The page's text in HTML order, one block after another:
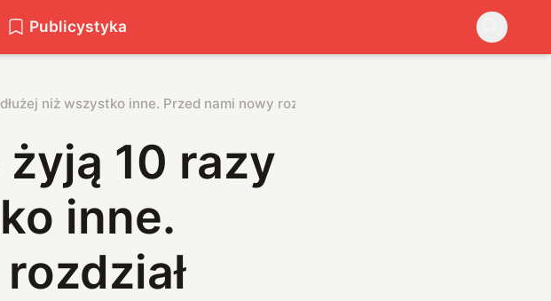
Publicystyka
niż wszystko inne. Przed nami nowy rozdział historii
10 razy
inne.